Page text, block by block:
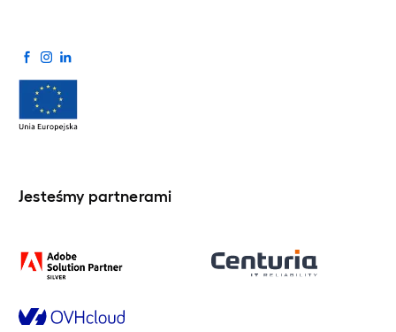
Jesteśmy partnerami